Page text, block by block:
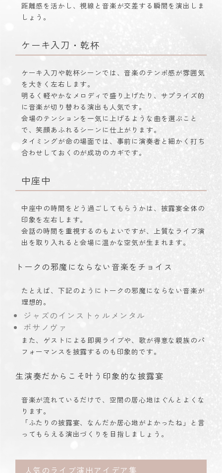
距離感を活かし、視線と音楽が交差する瞬間を演出しま
しょう。
ケーキ入刀・乾杯
ケーキ入刀や乾杯シーンでは、音楽のテンポ感が雰囲気
を大きく左右します。
明るく軽やかなメロディで盛り上げたり、サプライズ的
に音楽が切り替わる演出も人気です。
会場のテンションを一気に上げるような曲を選ぶこと
で、笑顔あふれるシーンに仕上がります。
タイミングが命の場面では、事前に演奏者と細かく打ち
合わせしておくのが成功のカギです。
中座中
中座中の時間をどう過ごしてもらうかは、披露宴全体の
印象を左右します。
会話の時間を重視するのもよいですが、上質なライブ演
出を取り入れると会場に温かな空気が生まれます。
トークの邪魔にならない音楽をチョイス
たとえば、下記のようにトークの邪魔にならない音楽が
理想的。
ジャズのインストゥルメンタル
ボサノヴァ
また、ゲストによる即興ライブや、歌が得意な親族のパ
フォーマンスを披露するのも印象的です。
生演奏だからこそ叶う印象的な披露宴
音楽が流れているだけで、空間の居心地はぐんとよくな
ります。
「ふたりの披露宴、なんだか居心地がよかったね」と言
ってもらえる演出づくりを目指しましょう。
人気のライブ演出アイデア集